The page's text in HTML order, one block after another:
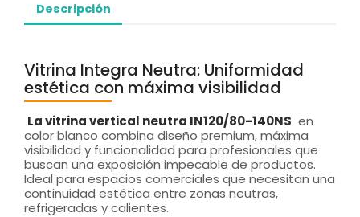
Descripción
Vitrina Integra Neutra: Uniformidad
estética con máxima visibilidad
La vitrina vertical neutra IN120/80-140NS en
color blanco combina diseño premium, máxima
visibilidad y funcionalidad para profesionales que
buscan una exposición impecable de productos.
Ideal para espacios comerciales que necesitan una
continuidad estética entre zonas neutras,
refrigeradas y calientes.